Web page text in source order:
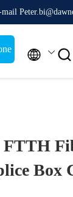
 
FTTH
Box